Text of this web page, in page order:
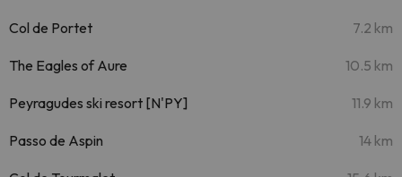
Col de Portet 7.2 km
The Eagles of Aure 10.5 km
Peyragudes ski resort [N'PY] 11.9 km
Passo de Aspin 14 km